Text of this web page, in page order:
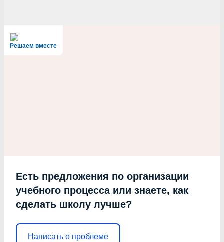
Решаем вместе
Есть предложения по организации
учебного процесса или знаете, как
сделать школу лучше?
Написать о проблеме